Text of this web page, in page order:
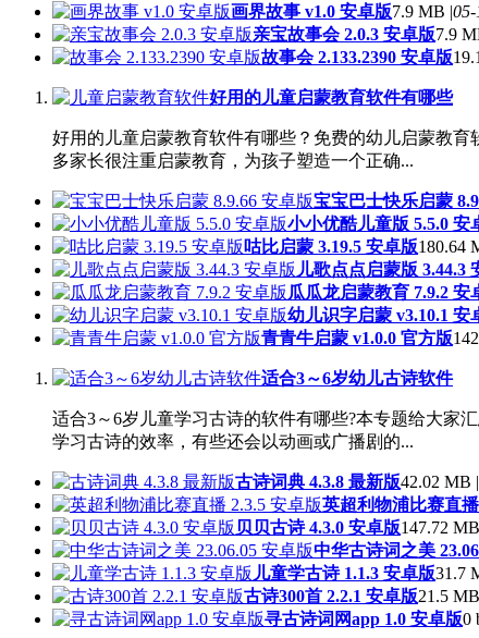
画界故事 v1.0 安卓版7.9 MB |05-
亲宝故事会 2.0.3 安卓版7.9
故事会 2.133.2390 安卓版
好用的儿童启蒙教育软件有哪些
好用的儿童启蒙教育软件有哪些？免费的幼儿启蒙教
多家长很注重启蒙教育，为孩子塑造一个正确...
宝宝巴士快乐启蒙
小小优酷儿童版 5.5.0 安
咕比启蒙 3.19.5 安卓版180.64
儿歌点点启蒙版 3.44.3
瓜瓜龙启蒙教育 7.9.2 安
幼儿识字启蒙 v3.10.1 安
青青牛启蒙 v1.0.0 官方版
适合3～6岁幼儿古诗软件
适合3～6岁儿童学习古诗的软件有哪些?本专题给大家
学习古诗的效率，有些还会以动画或广播剧的...
古诗词典 4.3.8 最新版42.02 MB |
英超利物浦比赛直
贝贝古诗 4.3.0 安卓版147.72
中华古诗词之美
儿童学古诗 1.1.3 安卓版31.7
古诗300首 2.2.1 安卓版21.5
寻古诗词网app 1.0 安卓版0